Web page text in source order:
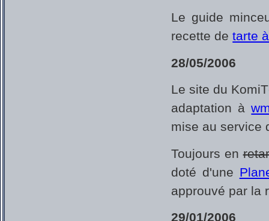
Le guide
recette detarte
28/05/2006
Le site du
adaptation à
mise au service
Toujours en
doté d'une
approuvé par la
29/01/2006